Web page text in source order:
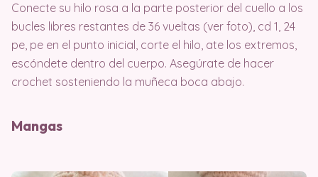
Conecte su hilo rosa a la parte posterior del cuello a los
bucles libres restantes de 36 vueltas (ver foto), cd 1, 24
pe, pe en el punto inicial, corte el hilo, ate los extremos,
escóndete dentro del cuerpo. Asegúrate de hacer
crochet sosteniendo la muñeca boca abajo.
Mangas